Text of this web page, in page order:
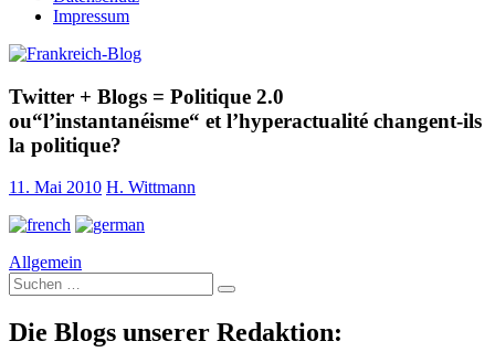
Impressum
Twitter + Blogs = Politique 2.0
ou“l’instantanéisme“ et l’hyperactualité changent-ils
la politique?
11. Mai 2010 H. Wittmann
Allgemein
Suche
nach:
Die Blogs unserer Redaktion: